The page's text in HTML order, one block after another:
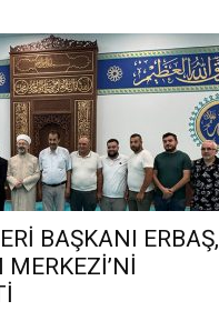
BAŞKANI ERBAŞ,